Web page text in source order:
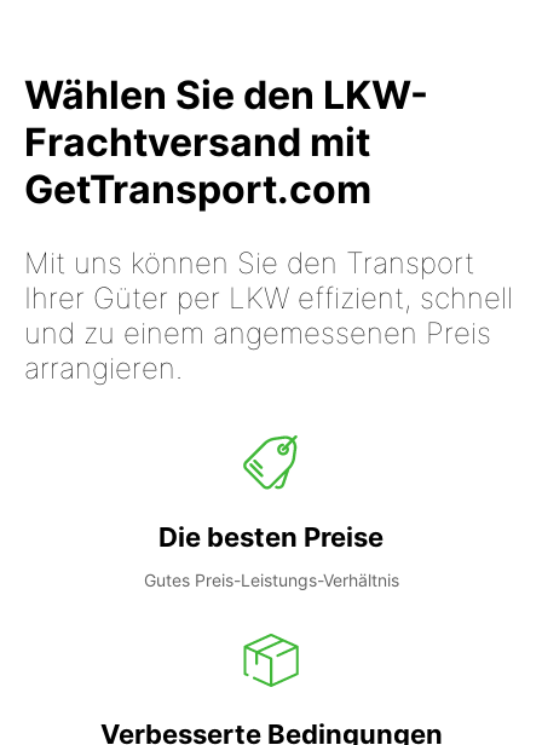
Wählen Sie den LKW-
Frachtversand mit
GetTransport.com
Mit uns können Sie den Transport
Ihrer Güter per LKW effizient, schnell
und zu einem angemessenen Preis
arrangieren.
Die besten Preise
Gutes Preis-Leistungs-Verhältnis
Verbesserte Bedingungen